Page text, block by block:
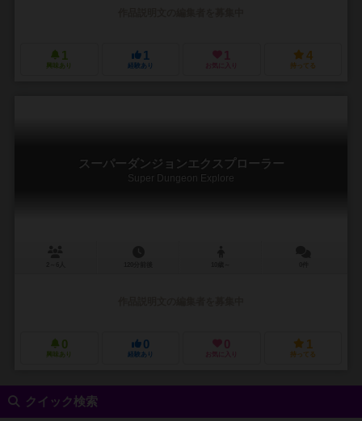
1
興味あり
1
経験あり
1
お気に入り
4
持ってる
スーパーダンジョンエクスプローラー
Super Dungeon Explore
0
興味あり
0
経験あり
0
お気に入り
1
持ってる
クイック検索